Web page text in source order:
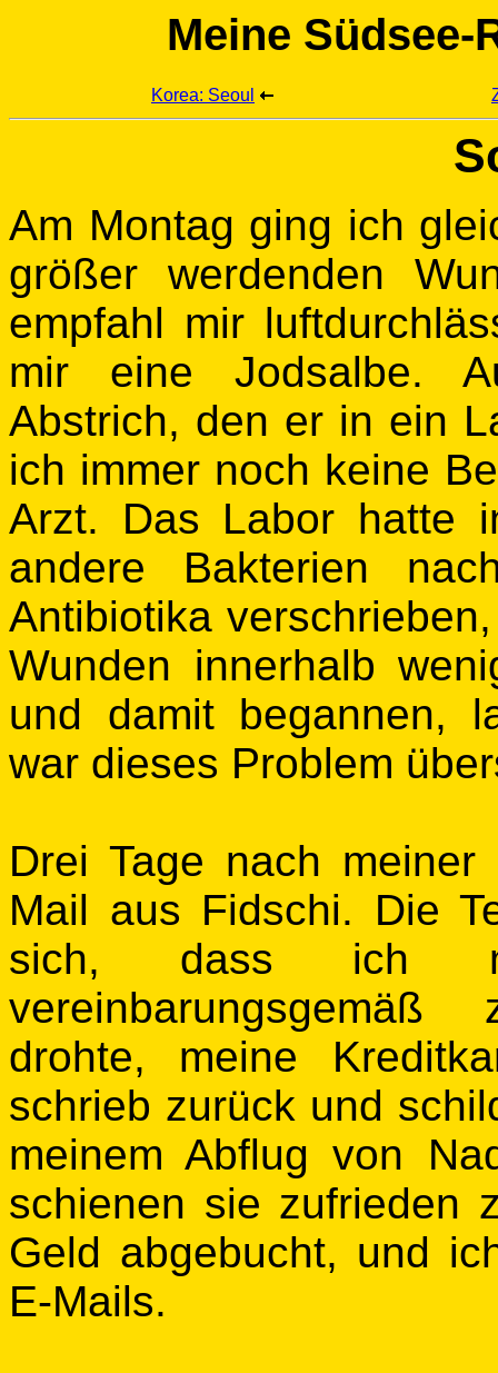
Meine Südsee-
Korea: Seoul
Am Montag ging ich
größer werdenden
empfahl mir
mir eine Jodsalbe.
Abstrich, den er in ein
ich immer noch keine
Arzt. Das Labor hatte
andere Bakterien
Antibiotika
Wunden innerhalb
und damit begannen,
war dieses Problem
Drei Tage nach
Mail aus Fidschi. Die
sich, dass ich
drohte, meine
schrieb zurück und
meinem Abflug von
schienen sie zufrieden
Geld abgebucht, und
E-Mails.